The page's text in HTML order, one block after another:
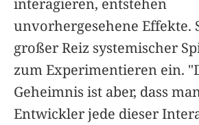
unvorhergesehene Effekte.
großer Reiz systemischer
zum Experimentieren ein.
Geheimnis ist aber, dass
Entwickler jede dieser